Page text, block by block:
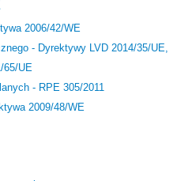
2006/42/WE
- Dyrektywy LVD 2014/35/UE,
65/UE
- RPE 305/2011
2009/48/WE